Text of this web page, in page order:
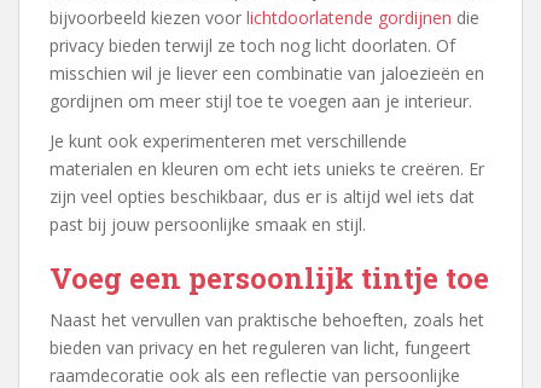
bijvoorbeeld kiezen voor lichtdoorlatende gordijnen die
privacy bieden terwijl ze toch nog licht doorlaten. Of
misschien wil je liever een combinatie van jaloezieën en
gordijnen om meer stijl toe te voegen aan je interieur.
Je kunt ook experimenteren met verschillende
materialen en kleuren om echt iets unieks te creëren. Er
zijn veel opties beschikbaar, dus er is altijd wel iets dat
past bij jouw persoonlijke smaak en stijl.
Voeg een persoonlijk tintje toe
Naast het vervullen van praktische behoeften, zoals het
bieden van privacy en het reguleren van licht, fungeert
raamdecoratie ook als een reflectie van persoonlijke